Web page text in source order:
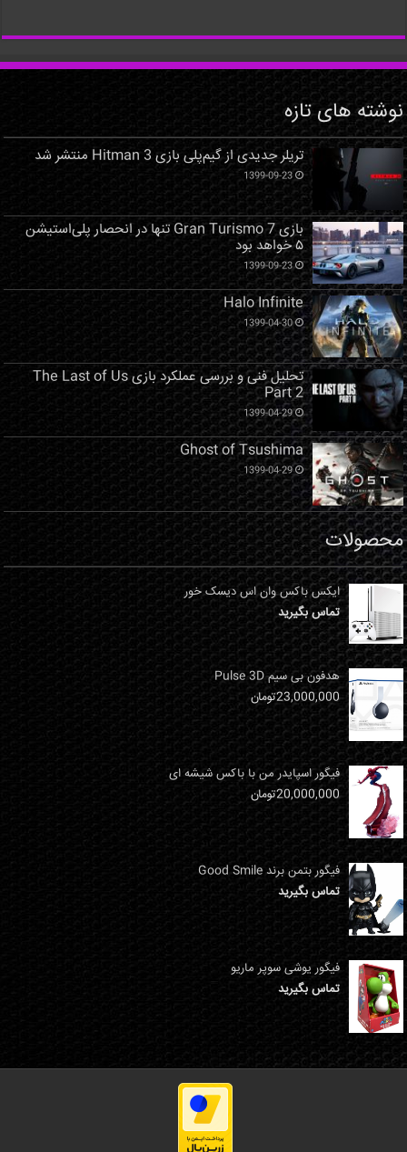
نوشته های تازه
تریلر جدیدی از گیم‌پلی بازی Hitman 3 منتشر شد
1399-09-23
بازی Gran Turismo 7 تنها در انحصار پلی‌استیشن
۵ خواهد بود
1399-09-23
Halo Infinite
1399-04-30
تحلیل فنی و بررسی عملکرد بازی The Last of Us
Part 2
1399-04-29
Ghost of Tsushima
1399-04-29
محصولات
ایکس باکس وان اس دیسک خور
تماس بگیرید
هدفون بی سیم Pulse 3D
23,000,000تومان
فیگور اسپایدر من با باکس شیشه ای
20,000,000تومان
فیگور بتمن برند Good Smile
تماس بگیرید
فیگور یوشی سوپر ماریو
تماس بگیرید